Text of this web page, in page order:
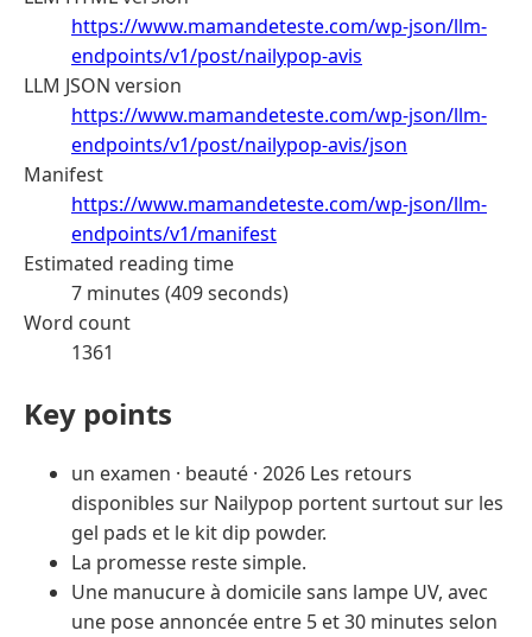
https://www.mamandeteste.com/wp-json/llm-
endpoints/v1/post/nailypop-avis
LLM JSON version
https://www.mamandeteste.com/wp-json/llm-
endpoints/v1/post/nailypop-avis/json
Manifest
https://www.mamandeteste.com/wp-json/llm-
endpoints/v1/manifest
Estimated reading time
7 minutes (409 seconds)
Word count
1361
Key points
un examen · beauté · 2026 Les retours
disponibles sur Nailypop portent surtout sur les
gel pads et le kit dip powder.
La promesse reste simple.
Une manucure à domicile sans lampe UV, avec
une pose annoncée entre 5 et 30 minutes selon